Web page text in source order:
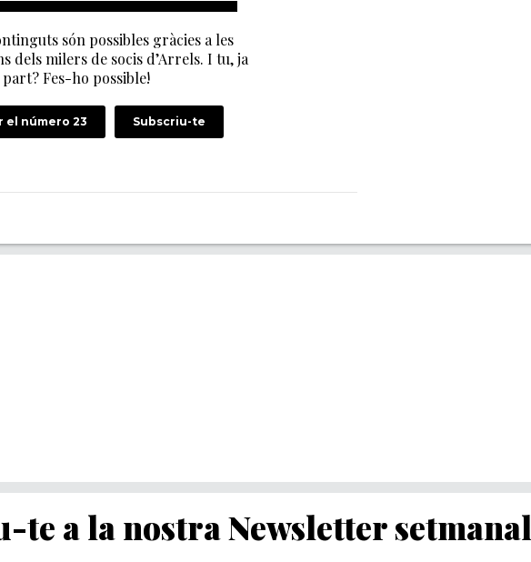
són possibles gràcies a les
dels milers de socis d’Arrels. I tu, ja
Fes-ho possible!
el número 23 Subscriu-te
te a la nostra Newsletter setmanal